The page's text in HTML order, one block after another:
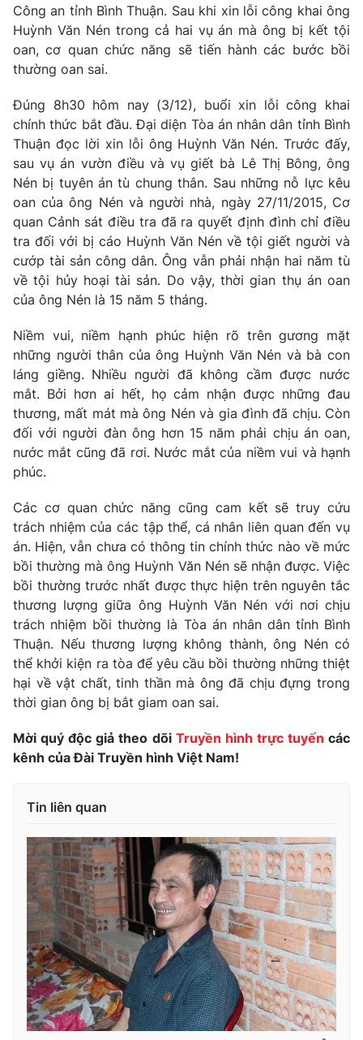
Nhân vật
Khán giả
Âm nhạc
Sao
Đời sống
Du lịch
Làm đẹp
Chất lượng cuộc sống
Giáo dục
Học trực tuyến
Công nghệ
Hitech Công nghệ tương lai
Sản phẩm
Thị trường
Tư vấn
Giao lưu trực tuyến
Lịch phát sóng
Chuyên mục khác
Emagazine Podcast
Photo Infographic
Video Shorts video
VTV Money VTV Thể thao
VTV Sức khoẻ
Thị trường 24h Tấm lòng Việt
VTV4 Vươn mình bằng AI
VTV9 VTV8
Liên hệ tòa soạn English
THỜI BÁO VTV
Cơ quan chủ quản:Đài Truyền hình Việt Nam
Cơ quan báo chí:Thời báo VTV
Giấy phép hoạt động báo in và báo điện tử số 483/GP-BTTTT
cấp ngày 29/12/2023
Tổng Biên tập:Vũ Thanh Thủy
Phó Tổng Biên tập:Nguyễn Thị Mỹ Hạnh, Phạm Quốc Thắng,
Nguyễn Trọng Ninh
Tổng đài VTV:024.38 355 931 - 024.38 355 932
Công an tỉnh Bình Thuận. Sau khi xin lỗi công khai ông
Huỳnh Văn Nén trong cả hai vụ án mà ông bị kết tội
oan, cơ quan chức năng sẽ tiến hành các bước bồi
thường oan sai.
Đúng 8h30 hôm nay (3/12), buổi xin lỗi công khai
chính thức bắt đầu. Đại diện Tòa án nhân dân tỉnh Bình
Thuận đọc lời xin lỗi ông Huỳnh Văn Nén. Trước đấy,
sau vụ án vườn điều và vụ giết bà Lê Thị Bông, ông
Nén bị tuyên án tù chung thân. Sau những nỗ lực kêu
oan của ông Nén và người nhà, ngày 27/11/2015, Cơ
quan Cảnh sát điều tra đã ra quyết định đình chỉ điều
tra đối với bị cáo Huỳnh Văn Nén về tội giết người và
cướp tài sản công dân. Ông vẫn phải nhận hai năm tù
về tội hủy hoại tài sản. Do vậy, thời gian thụ án oan
của ông Nén là 15 năm 5 tháng.
Niềm vui, niềm hạnh phúc hiện rõ trên gương mặt
những người thân của ông Huỳnh Văn Nén và bà con
láng giềng. Nhiều người đã không cầm được nước
mắt. Bởi hơn ai hết, họ cảm nhận được những đau
thương, mất mát mà ông Nén và gia đình đã chịu. Còn
đối với người đàn ông hơn 15 năm phải chịu án oan,
nước mắt cũng đã rơi. Nước mắt của niềm vui và hạnh
phúc.
Các cơ quan chức năng cũng cam kết sẽ truy cứu
trách nhiệm của các tập thể, cá nhân liên quan đến vụ
án. Hiện, vẫn chưa có thông tin chính thức nào về mức
bồi thường mà ông Huỳnh Văn Nén sẽ nhận được. Việc
bồi thường trước nhất được thực hiện trên nguyên tắc
thương lượng giữa ông Huỳnh Văn Nén với nơi chịu
trách nhiệm bồi thường là Tòa án nhân dân tỉnh Bình
Thuận. Nếu thương lượng không thành, ông Nén có
thể khởi kiện ra tòa để yêu cầu bồi thường những thiệt
hại về vật chất, tinh thần mà ông đã chịu đựng trong
thời gian ông bị bắt giam oan sai.
Mời quý độc giả theo dõi Truyền hình trực tuyến các
kênh của Đài Truyền hình Việt Nam!
Tin liên quan